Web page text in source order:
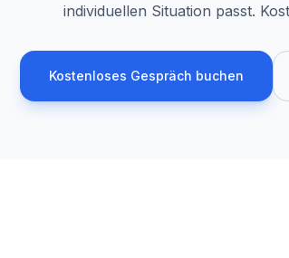
individuellen Situation passt.
Kostenloses Gespräch buchen